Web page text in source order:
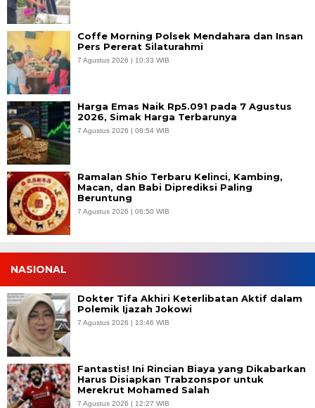
Coffe Morning Polsek Mendahara dan Insan
Pers Pererat Silaturahmi
7 Agustus 2026 | 10:33 WIB
Harga Emas Naik Rp5.091 pada 7 Agustus
2026, Simak Harga Terbarunya
7 Agustus 2026 | 08:54 WIB
Ramalan Shio Terbaru Kelinci, Kambing,
Macan, dan Babi Diprediksi Paling
Beruntung
7 Agustus 2026 | 06:50 WIB
NASIONAL
Dokter Tifa Akhiri Keterlibatan Aktif dalam
Polemik Ijazah Jokowi
7 Agustus 2026 | 13:46 WIB
Fantastis! Ini Rincian Biaya yang Dikabarkan
Harus Disiapkan Trabzonspor untuk
Merekrut Mohamed Salah
7 Agustus 2026 | 12:27 WIB